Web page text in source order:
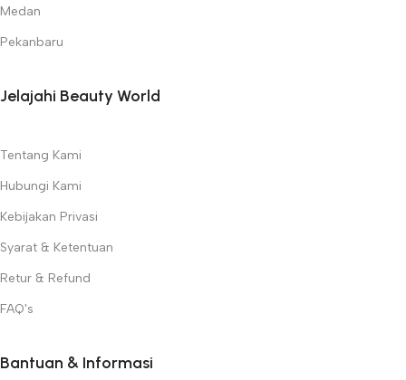
Medan
Pekanbaru
Jelajahi Beauty World
Tentang Kami
Hubungi Kami
Kebijakan Privasi
Syarat & Ketentuan
Retur & Refund
FAQ's
Bantuan & Informasi